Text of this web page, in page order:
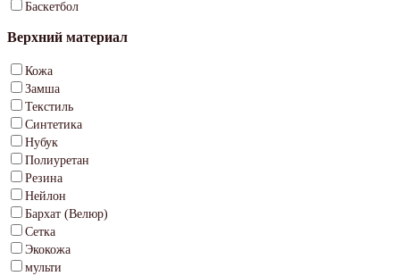
Баскетбол
Верхний материал
Кожа
Замша
Текстиль
Синтетика
Нубук
Полиуретан
Резина
Нейлон
Бархат (Велюр)
Сетка
Экокожа
мульти